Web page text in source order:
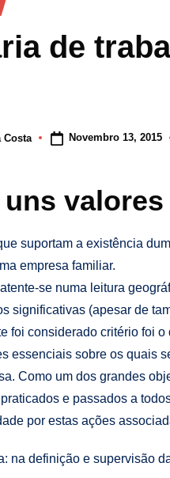
de
Costa Novembro 13, 2015
suportam a existência
empresa familiar.
se numa leitura
significativas (apesar de
foi considerado critério foi
essenciais sobre os quais
Como um dos grandes
e passados a
por estas ações
na definição e supervisão